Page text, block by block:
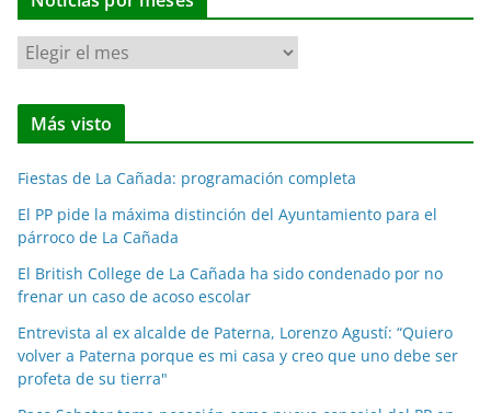
N
o
t
i
a
s
p
o
m
e
Más visto
Fiestas de La Cañada: programación completa
El PP pide la máxima distinción del Ayuntamiento para el
párroco de La Cañada
El British College de La Cañada ha sido condenado por no
frenar un caso de acoso escolar
Entrevista al ex alcalde de Paterna, Lorenzo Agustí: “Quiero
volver a Paterna porque es mi casa y creo que uno debe ser
profeta de su tierra"